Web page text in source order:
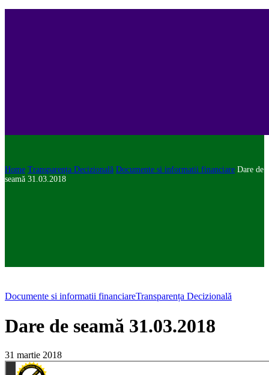
Home Transparența Decizională Documente si informatii financiare Dare de
seamă 31.03.2018
Documente si informatii financiareTransparența Decizională
Dare de seamă 31.03.2018
31 martie 2018